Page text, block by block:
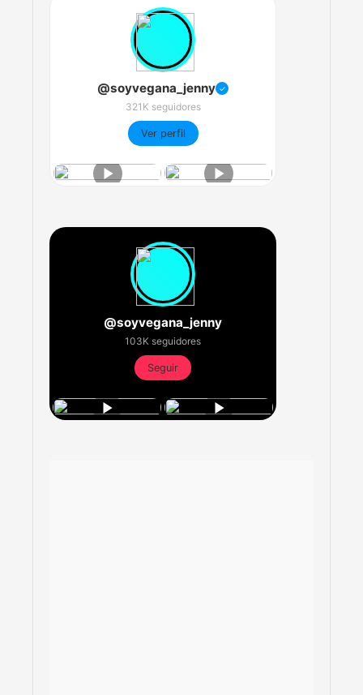
@soyvegana_jenny ✓
321K seguidores
Ver perfil
@soyvegana_jenny
103K seguidores
Seguir